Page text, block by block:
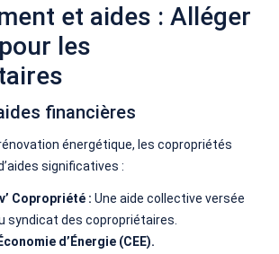
et aides : Alléger
les
financières
énergétique, les copropriétés
significatives :
Copropriété : Une aide collective versée
syndicat des copropriétaires.
d’Énergie (CEE).